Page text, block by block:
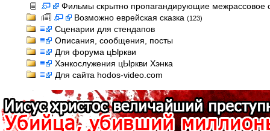
Фильмы скрытно пропагандирующие
Возможно еврейская сказка (123)
Сценарии для стендапов
Описания, сообщения, посты
Для форума цЫркви
Хэнкослужения цЫркви Хэнка
Для сайта hodos-video.com